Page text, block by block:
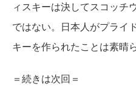
ィスキーは決してスコッチ
ではない。日本人がプライ
キーを作られたことは素晴
＝続きは次回＝